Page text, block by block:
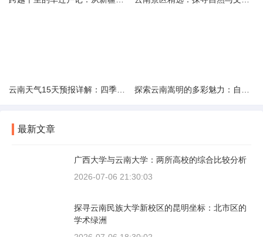
最新文章
广西大学与云南大学：两所高校的综合比较分析
2026-07-06 21:30:03
探寻云南民族大学新校区的昆明坐标：北市区的
学术绿洲